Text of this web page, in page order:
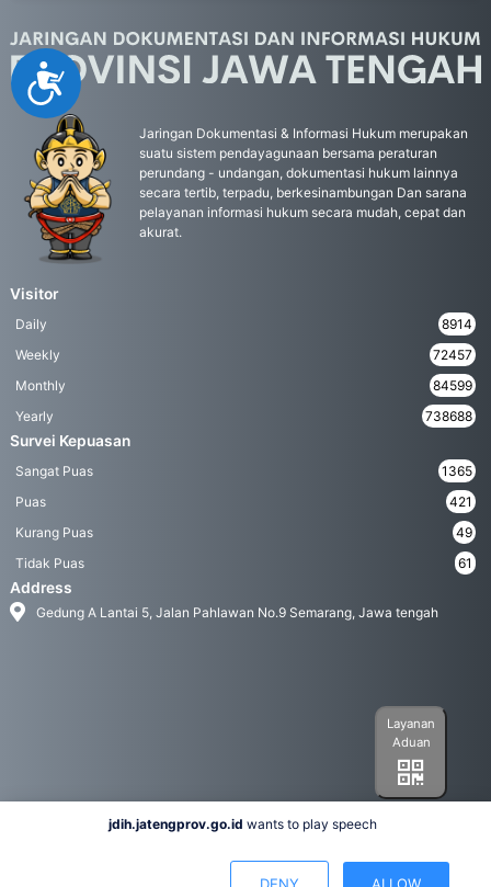
Accessibility
Jaringan Dokumentasi & Informasi Hukum merupakan
suatu sistem pendayagunaan bersama peraturan
perundang - undangan, dokumentasi hukum lainnya
secara tertib, terpadu, berkesinambungan Dan sarana
pelayanan informasi hukum secara mudah, cepat dan
akurat.
Visitor
Daily
8914
Weekly
72457
Monthly
84599
Yearly
738688
Survei Kepuasan
Sangat Puas
1365
Puas
421
Kurang Puas
49
Tidak Puas
61
Address
Gedung A Lantai 5, Jalan Pahlawan No.9 Semarang, Jawa tengah
Layanan
Aduan
jdih.jatengprov.go.id wants to play speech
DENY ALLOW